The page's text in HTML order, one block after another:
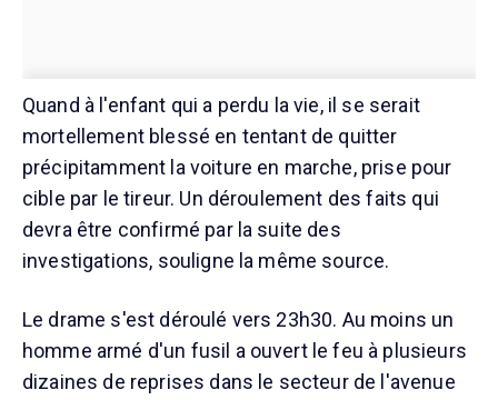
Quand à l'enfant qui a perdu la vie, il se serait
mortellement blessé en tentant de quitter
précipitamment la voiture en marche, prise pour
cible par le tireur. Un déroulement des faits qui
devra être confirmé par la suite des
investigations, souligne la même source.
Le drame s'est déroulé vers 23h30. Au moins un
homme armé d'un fusil a ouvert le feu à plusieurs
dizaines de reprises dans le secteur de l'avenue